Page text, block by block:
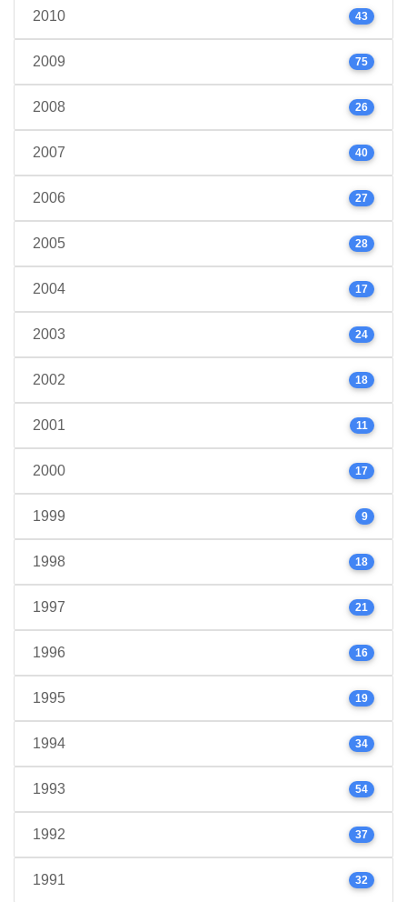
2010 43
2009 75
2008 26
2007 40
2006 27
2005 28
2004 17
2003 24
2002 18
2001 11
2000 17
1999 9
1998 18
1997 21
1996 16
1995 19
1994 34
1993 54
1992 37
1991 32